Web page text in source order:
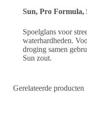
Sun, Pro Formula,
Spoelglans voor
waterhardheden.
droging samen
Sun zout.
Gerelateerde producten